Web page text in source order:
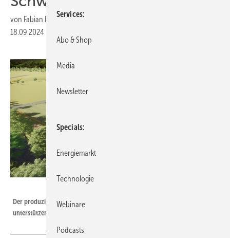
von Fabian Kauschke
18.09.2024
Der produzierte Wasserstoff soll vor allem die regionalen Unternehmen
unterstützen.
Services
Abo & Shop
Media
Newsletter
Specials
Energiemarkt
Technologie
Webinare
Podcasts